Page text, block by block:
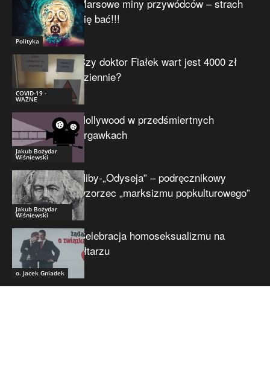
Polityka
Marsowe miny przywódców – strach
się bać!!!
COVID-19 -
WAŻNE
Czy doktor Fiałek wart jest 4000 zł
dziennie?
Jakub Bożydar
Wiśniewski
Hollywood w przedśmiertnych
drgawkach
Jakub Bożydar
Wiśniewski
Niby-„Odyseja” – podręcznikowy
wzorzec „marksizmu popkulturowego”
o. Jacek Gniadek
Celebracja homoseksualizmu na
ołtarzu